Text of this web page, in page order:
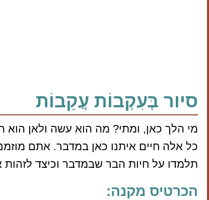
סיור בְּעִקְבוֹת עֲקֵבוֹת
מי הלך כאן, ומתי? מה הוא עשה ולאן הוא
כל אלה חיים איתנו כאן במדבר. אתם
תלמדו על חיות הבר שבמדבר וכיצד
הכרטיס מקנה: